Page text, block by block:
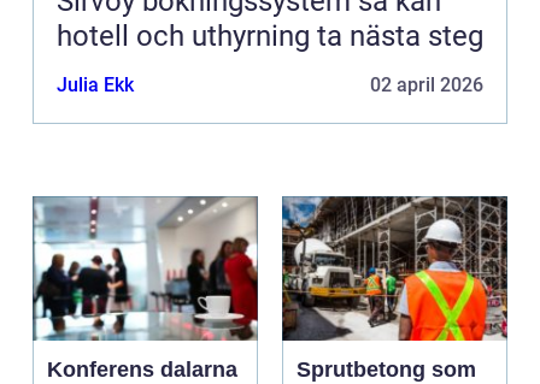
hotell och uthyrning ta nästa steg
Julia Ekk 02 april 2026
Konferens dalarna
Sprutbetong som